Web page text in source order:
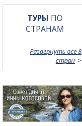
ТУРЫ ПО
СТРАНАМ
Развернуть все 8
стран